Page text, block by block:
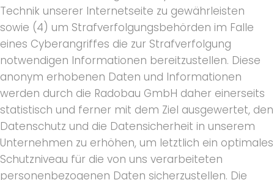
Technik unserer Internetseite zu gewährleisten
sowie (4) um Strafverfolgungsbehörden im Falle
eines Cyberangriffes die zur Strafverfolgung
notwendigen Informationen bereitzustellen. Diese
anonym erhobenen Daten und Informationen
werden durch die Radobau GmbH daher einerseits
statistisch und ferner mit dem Ziel ausgewertet, den
Datenschutz und die Datensicherheit in unserem
Unternehmen zu erhöhen, um letztlich ein optimales
Schutzniveau für die von uns verarbeiteten
personenbezogenen Daten sicherzustellen. Die